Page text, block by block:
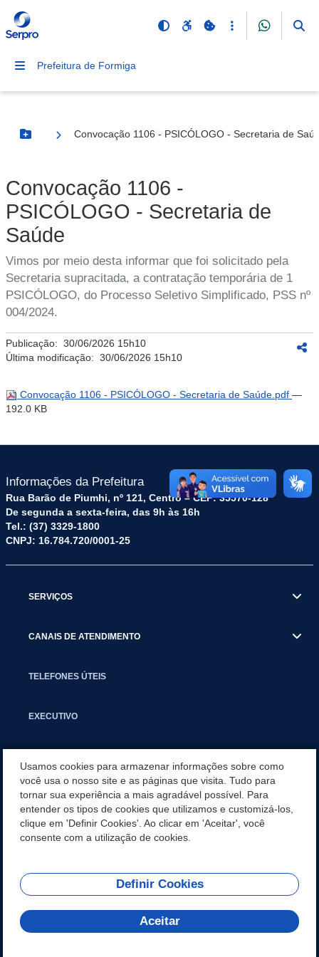
Prefeitura de Formiga
Botão Menu
Convocação 1106 - PSICÓLOGO - Secretaria de
Convocação 1106 -
PSICÓLOGO - Secretaria de
Saúde
Vimos por meio desta informar que foi solicitado pela
Secretaria supracitada, a contratação temporária de 1
PSICÓLOGO, do Processo Seletivo Simplificado, PSS nº
004/2024.
Publicação: 30/06/2026 15h10
Última modificação: 30/06/2026 15h10
Convocação 1106 - PSICÓLOGO - Secretaria de Saúde.pdf —
192.0 KB
Informações da Prefeitura
Rua Barão de Piumhi, nº 121, Centro – CEP: 35570-128
De segunda a sexta-feira, das 9h às 16h
Tel.: (37) 3329-1800
CNPJ: 16.784.720/0001-25
SERVIÇOS
CANAIS DE ATENDIMENTO
TELEFONES ÚTEIS
EXECUTIVO
APLICATIVO
SECRETARIAS
REDES SOCIAIS
Usamos cookies para armazenar informações sobre como
você usa o nosso site e as páginas que visita. Tudo para
tornar sua experiência a mais agradável possível. Para
entender os tipos de cookies que utilizamos e customizá-los,
clique em 'Definir Cookies'. Ao clicar em 'Aceitar', você
consente com a utilização de cookies.
Definir Cookies
Aceitar